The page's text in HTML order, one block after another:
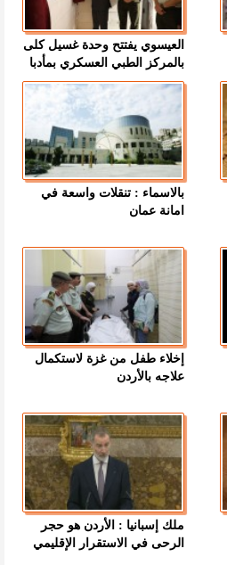
العيسوي يفتتح وحدة غسيل كلى
بالمركز الطبي العسكري بمأدبا
بالاسماء : تنقلات واسعة في
امانة عمان
إخلاء طفل من غزة لاستكمال
علاجه بالأردن
ملك إسبانيا : الأردن هو حجر
الرحى في الاستقرار الإقليمي